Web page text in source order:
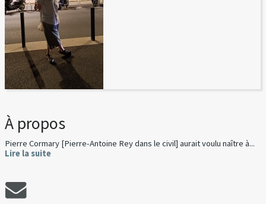
À propos
Pierre Cormary [Pierre-Antoine Rey dans le civil] aurait voulu naître à...
Lire la suite